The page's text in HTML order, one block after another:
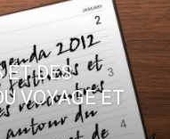
ET DES
VOYAGE ET